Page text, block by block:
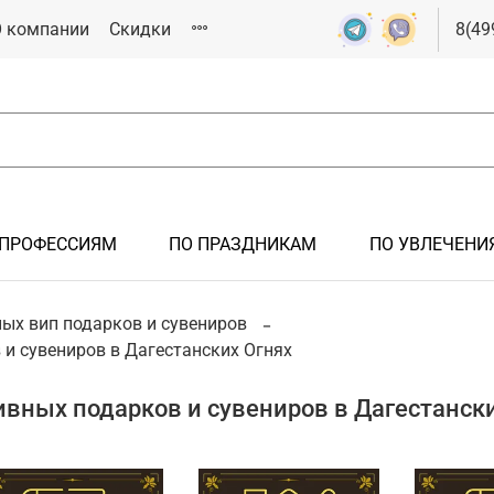
компании Скидки
Подарки мужчине
Подарки на крестины
Подарки на рождение ребенка
Подарки железнодорожнику
Подарки инженеру
Подарки нефтянику/газовику
ПО ПРАЗДНИКАМ
Подарки на 23 февраля
ПО
Подарки спортсмену
вип подарков и сувениров
сувениров в Дагестанских Огнях
подарков и сувениров в